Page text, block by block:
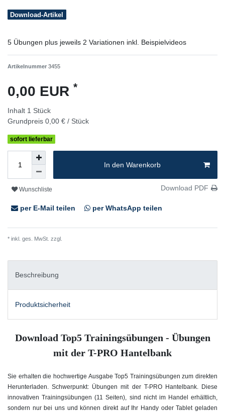
Download-Artikel
5 Übungen plus jeweils 2 Variationen inkl. Beispielvideos
Artikelnummer 3455
0,00 EUR *
Inhalt 1 Stück
Grundpreis 0,00 € / Stück
sofort lieferbar
In den Warenkorb
Wunschliste Download PDF
per E-Mail teilen per WhatsApp teilen
* inkl. ges. MwSt. zzgl.
Beschreibung
Produktsicherheit
Download Top5 Trainingsübungen - Übungen
mit der T-PRO Hantelbank
Sie erhalten die hochwertige Ausgabe Top5 Trainingsübungen zum direkten
Herunterladen. Schwerpunkt: Übungen mit der T-PRO Hantelbank. Diese
innovativen Trainingsübungen (11 Seiten), sind nicht im Handel erhältlich,
sondern nur bei uns und können direkt auf Ihr Handy oder Tablet geladen